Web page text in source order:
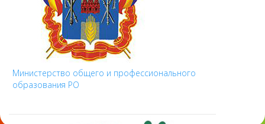
Министерство общего и профессионального
образования РО